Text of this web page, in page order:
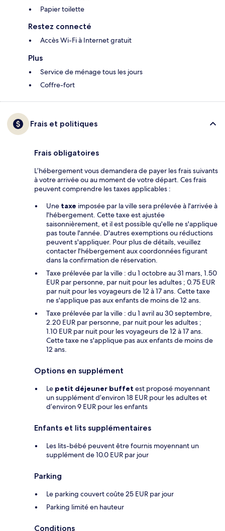
Papier toilette
Restez connecté
Accès Wi-Fi à Internet gratuit
Plus
Service de ménage tous les jours
Coffre-fort
Frais et politiques
Frais obligatoires
L’hébergement vous demandera de payer les frais suivants
à votre arrivée ou au moment de votre départ. Ces frais
peuvent comprendre les taxes applicables :
Une taxe imposée par la ville sera prélevée à l'arrivée à
l'hébergement. Cette taxe est ajustée
saisonnièrement, et il est possible qu'elle ne s'applique
pas toute l'année. D'autres exemptions ou réductions
peuvent s'appliquer. Pour plus de détails, veuillez
contacter l'hébergement aux coordonnées figurant
dans la confirmation de réservation.
Taxe prélevée par la ville : du 1 octobre au 31 mars, 1.50
EUR par personne, par nuit pour les adultes ; 0.75 EUR
par nuit pour les voyageurs de 12 à 17 ans. Cette taxe
ne s'applique pas aux enfants de moins de 12 ans.
Taxe prélevée par la ville : du 1 avril au 30 septembre,
2.20 EUR par personne, par nuit pour les adultes ;
1.10 EUR par nuit pour les voyageurs de 12 à 17 ans.
Cette taxe ne s'applique pas aux enfants de moins de
12 ans.
Options en supplément
Le petit déjeuner buffet est proposé moyennant
un supplément d’environ 18 EUR pour les adultes et
d’environ 9 EUR pour les enfants
Enfants et lits supplémentaires
Les lits-bébé peuvent être fournis moyennant un
supplément de 10.0 EUR par jour
Parking
Le parking couvert coûte 25 EUR par jour
Parking limité en hauteur
Conditions